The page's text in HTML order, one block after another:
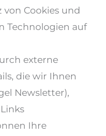
Cookies und
Technologien auf
externe
die wir Ihnen
Newsletter),
Ihre